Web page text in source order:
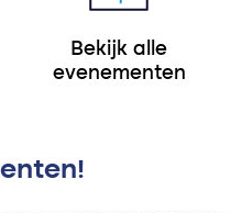
Bekijk alle
evenementen